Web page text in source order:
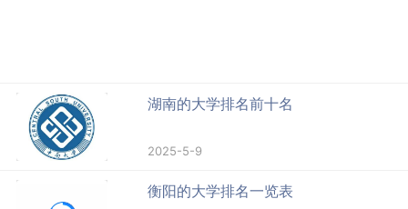
湖南的大学排名前十名
2025-5-9
衡阳的大学排名一览表